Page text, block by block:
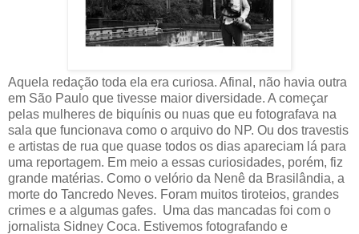
Aquela redação toda ela era curiosa. Afinal, não havia outra
em São Paulo que tivesse maior diversidade. A começar
pelas mulheres de biquínis ou nuas que eu fotografava na
sala que funcionava como o arquivo do NP. Ou dos travestis
e artistas de rua que quase todos os dias apareciam lá para
uma reportagem. Em meio a essas curiosidades, porém, fiz
grande matérias. Como o velório da Nenê da Brasilândia, a
morte do Tancredo Neves. Foram muitos tiroteios, grandes
crimes e a algumas gafes. Uma das mancadas foi com o
jornalista Sidney Coca. Estivemos fotografando e